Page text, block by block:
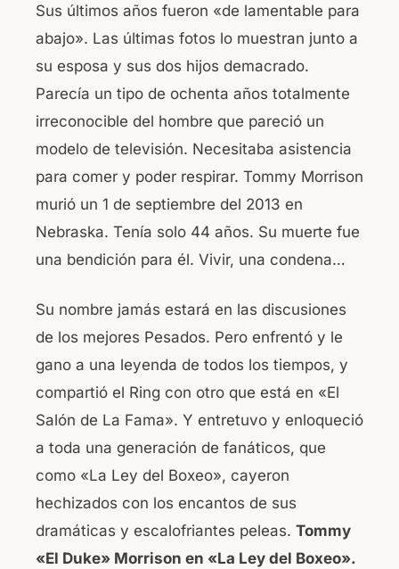
Sus últimos años fueron «de lamentable para
abajo». Las últimas fotos lo muestran junto a
su esposa y sus dos hijos demacrado.
Parecía un tipo de ochenta años totalmente
irreconocible del hombre que pareció un
modelo de televisión. Necesitaba asistencia
para comer y poder respirar. Tommy Morrison
murió un 1 de septiembre del 2013 en
Nebraska. Tenía solo 44 años. Su muerte fue
una bendición para él. Vivir, una condena…
Su nombre jamás estará en las discusiones
de los mejores Pesados. Pero enfrentó y le
gano a una leyenda de todos los tiempos, y
compartió el Ring con otro que está en «El
Salón de La Fama». Y entretuvo y enloqueció
a toda una generación de fanáticos, que
como «La Ley del Boxeo», cayeron
hechizados con los encantos de sus
dramáticas y escalofriantes peleas. Tommy
«El Duke» Morrison en «La Ley del Boxeo».